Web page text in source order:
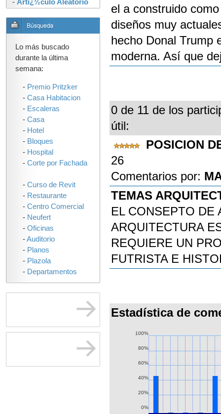
el a construido
diseños muy
hecho Donal Trump
moderna. Así que
0 de 11 de los
útil:
POSICION
26
Comentarios por:
TEMAS
EL CONSEPTO DE
ARQUITECTURA
REQUIERE UN
FUTRISTA E
Estadística de
100%
80%
60%
40%
20%
0%
- Artï¿½culo Aleatorio
Lo más buscado
durante la última
semana:
- Premio Pritzker
- Casa Habitacion
- Escaleras
- Casa
- Hotel
- Bloques
- Hospital
- Corte por Fachada
- Curso de Revit
- Restaurante
- Centro Comercial
- Neufert
- Oficinas
-Auditorio
- Planos
- Plazola
- Departamentos